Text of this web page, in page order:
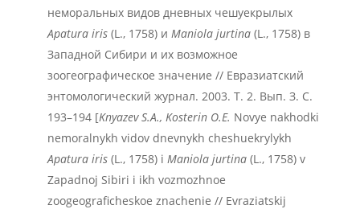
неморальных видов дневных чешуекрылых
Apatura iris(L., 1758) и Maniola jurtina(L., 1758) в
Западной Сибири и их возможное
зоогеографическое значение // Евразиатский
энтомологический журнал. 2003. Т. 2. Вып. З. С.
193–194 [Knyazev S.A., Kosterin O.E. Novye nakhodki
nemoralnykh vidov dnevnykh cheshuekrylykh
Apatura iris(L., 1758) i Maniola jurtina(L., 1758) v
Zapadnoj Sibiri i ikh vozmozhnoe
zoogeograficheskoe znachenie // Evraziatskij